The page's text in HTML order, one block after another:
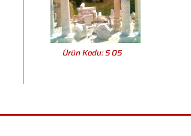
Ürün Kodu: S 05